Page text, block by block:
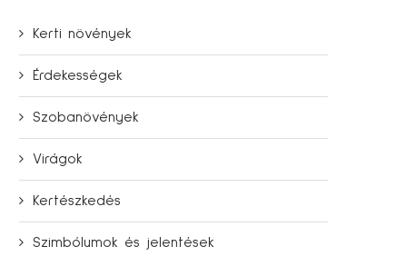
Kerti növények
Érdekességek
Szobanövények
Virágok
Kertészkedés
Szimbólumok és jelentések